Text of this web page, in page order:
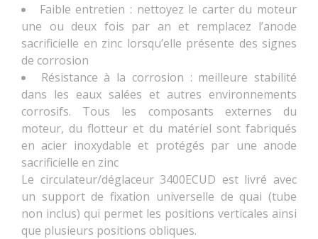
Faible entretien : nettoyez le carter du moteur
une ou deux fois par an et remplacez l’anode
sacrificielle en zinc lorsqu’elle présente des signes
de corrosion
Résistance à la corrosion : meilleure stabilité
dans les eaux salées et autres environnements
corrosifs. Tous les composants externes du
moteur, du flotteur et du matériel sont fabriqués
en acier inoxydable et protégés par une anode
sacrificielle en zinc
Le circulateur/déglaceur 3400ECUD est livré avec
un support de fixation universelle de quai (tube
non inclus) qui permet les positions verticales ainsi
que plusieurs positions obliques.